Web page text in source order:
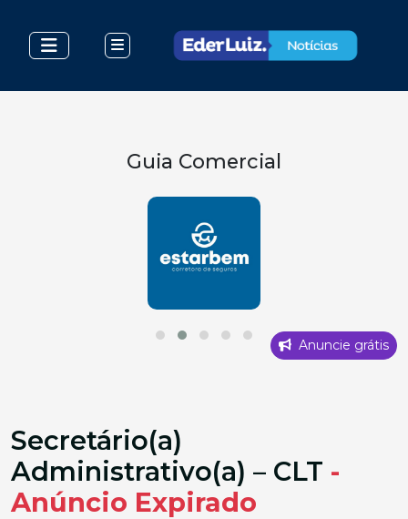
Guia Comercial
Anuncie grátis
Secretário(a)
Administrativo(a) – CLT -
Anúncio Expirado